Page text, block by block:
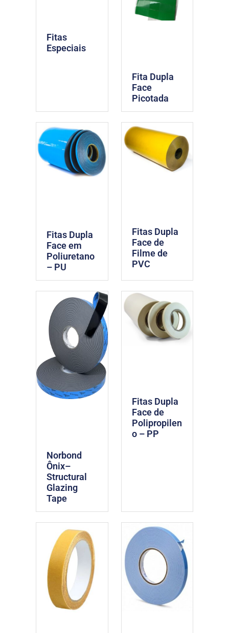
Fitas
Especiais
Fita Dupla
Face
Picotada
Fitas Dupla
Face em
Poliuretano
– PU
Fitas Dupla
Face de
Filme de
PVC
Norbond
Ônix–
Structural
Glazing
Tape
Fitas Dupla
Face de
Polipropilen
o – PP